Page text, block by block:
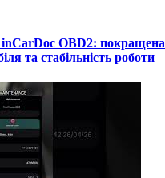
OBD2: покращена
та стабільність роботи